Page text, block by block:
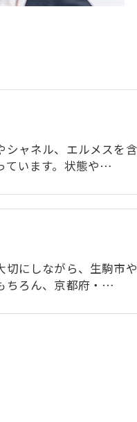
シャネル、エルメスを
ています。状態や…
切にしながら、生駒市
ちろん、京都府・…